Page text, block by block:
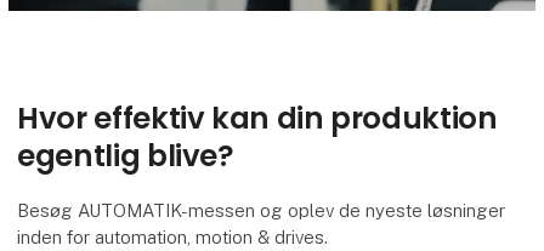
Hvor effektiv kan din produktion
egentlig blive?
Besøg AUTOMATIK-messen og oplev de nyeste løsninger
inden for automation, motion & drives.